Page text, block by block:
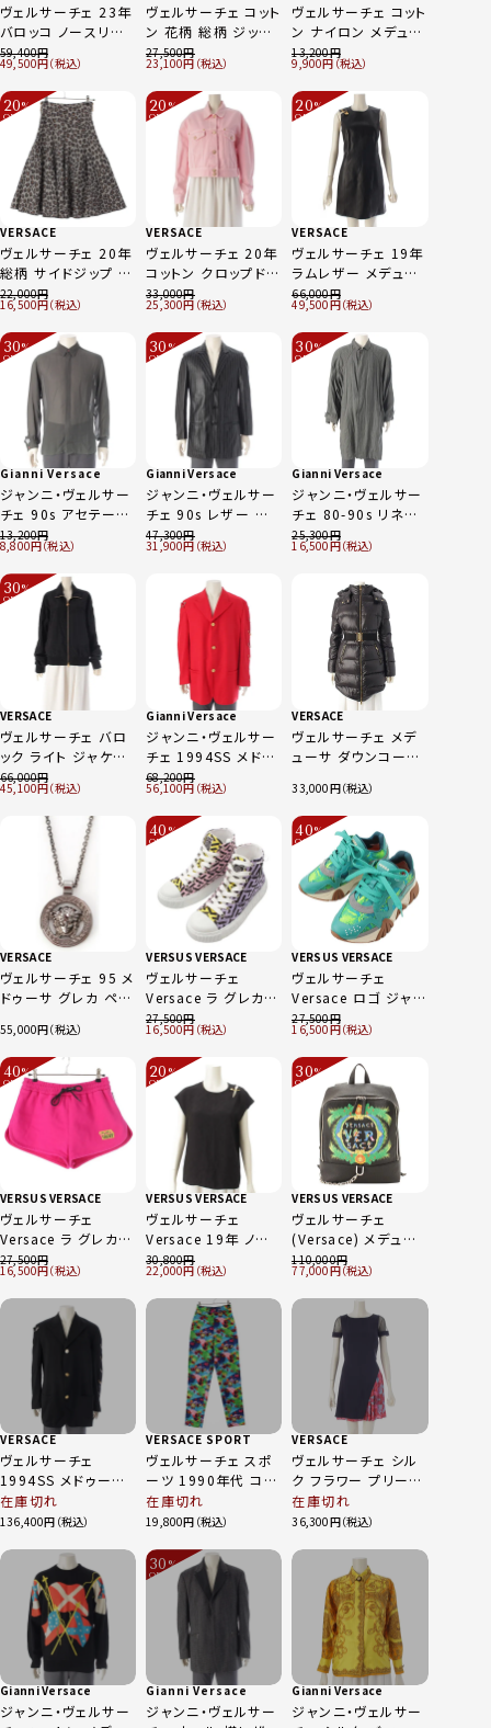
ヴェルサーチェ 23年
バロッコ ノースリー
ブ ミニ ワンピース ド
レス ブラック×イエ
ロー 36
59,400
49,500
ヴェルサーチェ コット
ン 花柄 総柄 ジップ
アップフーディー パ
ーカー ホワイト ブル
ー XS
27,500
23,100
ヴェルサーチェ コット
ン ナイロン メデュー
サ 刺繍 デザイン 半
袖 カットソー トップ
ス グレー 54
13,200
9,900
20%
OFF
VERSACE
ヴェルサーチェ 20年
総柄 サイドジップ メ
デューサ ピン フレア
スカート ボトムス
A87315 グレー 36
22,000
16,500
20%
OFF
VERSACE
ヴェルサーチェ 20年
コットン クロップド
デニムジャケット
A88851 ピンク 38
33,000
25,300
20%
OFF
VERSACE
ヴェルサーチェ 19年
ラムレザー メデュー
サ ピン ノースリーブ
ワンピース A85808
ブラック 36
66,000
49,500
30%
OFF
Gianni Versace
ジャンニ・ヴェルサー
チェ 90s アセテート
シアー ストライプ フ
ェード 襤褸 ロゴボタ
ン 長袖シャツ トップ
ス ダークグリーン カ
ーキ系 46
13,200
8,800
30%
OFF
Gianni Versace
ジャンニ・ヴェルサー
チェ 90s レザー ペ
イントストライプ ロ
ングジャケット コート
ック ホワイト
47,300
31,900
30%
OFF
Gianni Versace
ジャンニ・ヴェルサー
チェ 80-90s リネン
背抜き ロング コート
グレー ホワイト
25,300
16,500
30%
OFF
VERSACE
ヴェルサーチェ バロ
ック ライト ジャケット
メドゥーサ ブルゾン
1021548 ブラック×
ゴールド S 46
66,000
45,100
Gianni Versace
ジャンニ・ヴェルサー
チェ 1994SS メドゥ
ーサ セーフティピン
ジャケット アウター
レッド L
68,200
56,100
VERSACE
ヴェルサーチェ メデ
ューサ ダウンコート
ブラック 36
33,000
VERSACE
ヴェルサーチェ 95 メ
ドゥーサ グレカ ペン
タリック アクセサリ
ー シルバー
55,000
40%
OFF
VERSUS VERSACE
ヴェルサーチェ
Versace ラ グレカ
シグネチャー La
Greca キャンバス ハ
イカット スニーカー
マルチカラー 36
27,500
16,500
40%
OFF
VERSUS VERSACE
ヴェルサーチェ
Versace ロゴ ジャン
グル 厚底 ローカット
スニーカー シューズ
グリーン 35
27,500
16,500
40%
OFF ～
VERSUS VERSACE
ヴェルサーチェ
Versace ラ グレカ
LA GRECA ショート
パンツ ボトムス
1002414 ピンク 40
27,500
16,500
20%
OFF
VERSUS VERSACE
ヴェルサーチェ
Versace 19年 ノー
スリーブ メデューサ
セーフティピン ロゴ
刺繍 ブラウス ブラッ
30,800
22,000
30%
OFF
VERSUS VERSACE
ヴェルサーチェ
(Versace) メデュー
サ チェーン レザー
バックパック リュック
ブラック
110,000
77,000
VERSACE
ヴェルサーチェ
1994SS メドゥーサ
セーフティピン ウー
ル ジャケット スーツ
在庫切れ
136,400
VERSACE SPORT
ヴェルサーチェ スポ
ーツ 1990年代 コッ
トン アクアリウム ア
ートプリント デニム
チカラー 26
在庫切れ
19,800
VERSACE
ヴェルサーチェ シル
ク フラワー プリーツ
メッシュ 切替 半袖
ワンピース ドレス ネ
在庫切れ
36,300
Gianni Versace
ジャンニ・ヴェルサー
30%
OFF
Gianni Versace
ジャンニ・ヴェルサー
Gianni Versace
ジャンニ・ヴェルサー